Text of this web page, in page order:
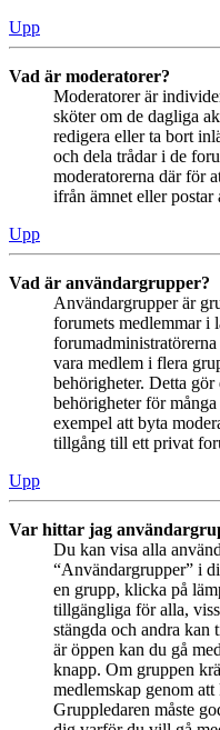
Upp
Vad är moderatorer?
Moderatorer är
sköter om de dagliga
redigera eller ta bort
och dela trådar i de
moderatorerna där för
ifrån ämnet eller postar
Upp
Vad är användargrupper?
Användargrupper är
forumets medlemmar i
vara medlem i flera
behörigheter. Detta
behörigheter för
exempel att byta
tillgång till ett privat
Upp
Var hittar jag
Du kan visa alla
“Användargrupper” i
en grupp, klicka på
tillgängliga för alla,
stängda och andra kan
är öppen kan du gå
knapp. Om gruppen
medlemskap genom
Gruppledaren måste